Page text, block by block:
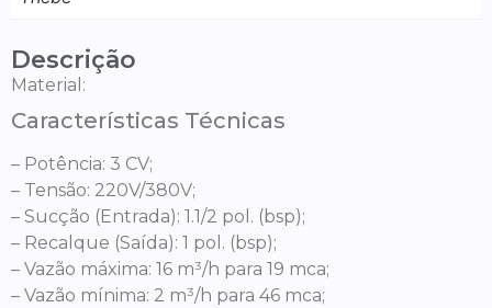
Descrição
Material:
Características Técnicas
– Potência: 3 CV;
– Tensão: 220V/380V;
– Sucção (Entrada): 1.1/2 pol. (bsp);
– Recalque (Saída): 1 pol. (bsp);
– Vazão máxima: 16 m³/h para 19 mca;
– Vazão mínima: 2 m³/h para 46 mca;